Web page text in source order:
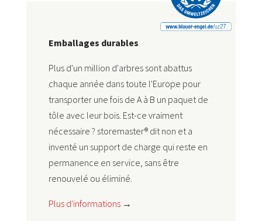
Emballages durables
Plus d'un million d'arbres sont abattus
chaque année dans toute l'Europe pour
transporter une fois de A à B un paquet de
tôle avec leur bois. Est-ce vraiment
nécessaire ? storemaster® dit non et a
inventé un support de charge qui reste en
permanence en service, sans être
renouvelé ou éliminé.
Plus d'informations→